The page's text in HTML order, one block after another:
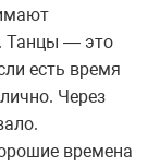
Танцы — это
есть время
Через
времена